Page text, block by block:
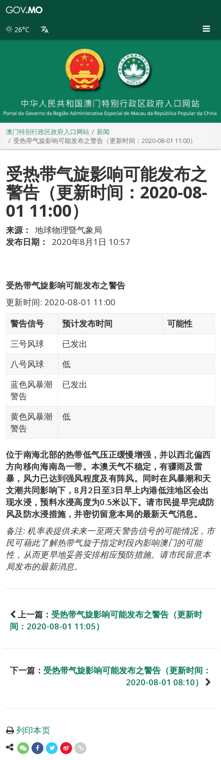
别
26°C
澳门特别行政区政府入口网站
新闻
受热带气旋影响可能发布之警告（更新时间：2020-08-01 11:00）
受热带气旋影响可能发布之
警告（更新时间：2020-08-
01 11:00）
来源：
地球物理暨气象局
发布日期：
2020年8月1日 10:57
受热带气旋影响可能发布之警告
更新时间: 2020-08-01 11:00
警告信号
预计发布时间
可能性
三号风球
已发出
八号风球
低
蓝色风暴潮
警告
已发出
黄色风暴潮
警告
低
位于南海北部的热带低气压正缓慢增强，并以西北偏西
方向移向海南岛一带。本澳天气不稳定，有骤雨及雷
暴，风力已达到强风程度及有阵风。同时在风暴潮和天
文潮共同影响下，8月2日至3日早上内港低洼地区会出
现水浸，预料水浸高度为0.5米以下。请市民提早完成防
风及防水浸措施，并密切留意本局的最新天气消息。
备注: 机率表提供未来一至两天警告信号的可能情况，市
民可藉此了解热带气旋于指定时段内影响澳门的可能
性，从而更早地妥善安排相应预防措施。请市民留意本
局发布的最新消息。
上一篇： 受热带气旋影响可能发布之警告（更新时
间：2020-08-01 11:05）
下一篇： 受热带气旋影响可能发布之警告（更新时间：
2020-08-01 08:10）
列印本页